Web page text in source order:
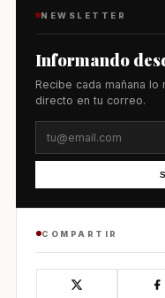
NEWSLETTER
Informando
Recibe cada mañana
directo en tu correo.
COMPARTIR